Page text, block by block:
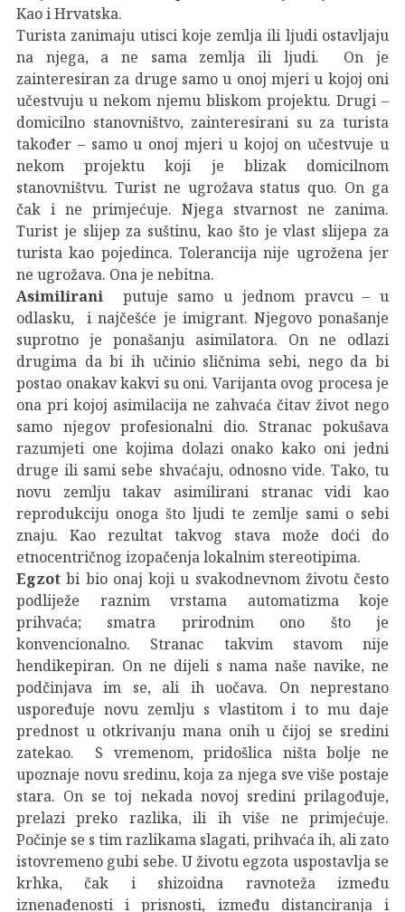
Kao i Hrvatska.
Turista zanimaju utisci koje zemlja ili ljudi ostavljaju
na njega, a ne sama zemlja ili ljudi. On je
zainteresiran za druge samo u onoj mjeri u kojoj oni
učestvuju u nekom njemu bliskom projektu. Drugi –
domicilno stanovništvo, zainteresirani su za turista
također – samo u onoj mjeri u kojoj on učestvuje u
nekom projektu koji je blizak domicilnom
stanovništvu. Turist ne ugrožava status quo. On ga
čak i ne primjećuje. Njega stvarnost ne zanima.
Turist je slijep za suštinu, kao što je vlast slijepa za
turista kao pojedinca. Tolerancija nije ugrožena jer
ne ugrožava. Ona je nebitna.
Asimilirani putuje samo u jednom pravcu – u
odlasku, i najčešće je imigrant. Njegovo ponašanje
suprotno je ponašanju asimilatora. On ne odlazi
drugima da bi ih učinio sličnima sebi, nego da bi
postao onakav kakvi su oni. Varijanta ovog procesa je
ona pri kojoj asimilacija ne zahvaća čitav život nego
samo njegov profesionalni dio. Stranac pokušava
razumjeti one kojima dolazi onako kako oni jedni
druge ili sami sebe shvaćaju, odnosno vide. Tako, tu
novu zemlju takav asimilirani stranac vidi kao
reprodukciju onoga što ljudi te zemlje sami o sebi
znaju. Kao rezultat takvog stava može doći do
etnocentričnog izopačenja lokalnim stereotipima.
Egzot bi bio onaj koji u svakodnevnom životu često
podliježe raznim vrstama automatizma koje
prihvaća; smatra prirodnim ono što je
konvencionalno. Stranac takvim stavom nije
hendikepiran. On ne dijeli s nama naše navike, ne
podčinjava im se, ali ih uočava. On neprestano
uspoređuje novu zemlju s vlastitom i to mu daje
prednost u otkrivanju mana onih u čijoj se sredini
zatekao. S vremenom, pridošlica ništa bolje ne
upoznaje novu sredinu, koja za njega sve više postaje
stara. On se toj nekada novoj sredini prilagođuje,
prelazi preko razlika, ili ih više ne primjećuje.
Počinje se s tim razlikama slagati, prihvaća ih, ali zato
istovremeno gubi sebe. U životu egzota uspostavlja se
krhka, čak i shizoidna ravnoteža između
iznenađenosti i prisnosti, između distanciranja i